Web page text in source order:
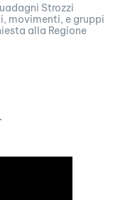
Strozzi
movimenti, e gruppi
alla Regione